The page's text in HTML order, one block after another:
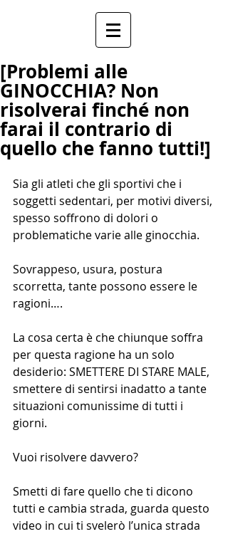
[Problemi alle
GINOCCHIA? Non
risolverai finché non
farai il contrario di
quello che fanno tutti!]
Sia gli atleti che gli sportivi che i
soggetti sedentari, per motivi diversi,
spesso soffrono di dolori o
problematiche varie alle ginocchia.
Sovrappeso, usura, postura
scorretta, tante possono essere le
ragioni….
La cosa certa è che chiunque soffra
per questa ragione ha un solo
desiderio: SMETTERE DI STARE MALE,
smettere di sentirsi inadatto a tante
situazioni comunissime di tutti i
giorni.
Vuoi risolvere davvero?
Smetti di fare quello che ti dicono
tutti e cambia strada, guarda questo
video in cui ti svelerò l’unica strada